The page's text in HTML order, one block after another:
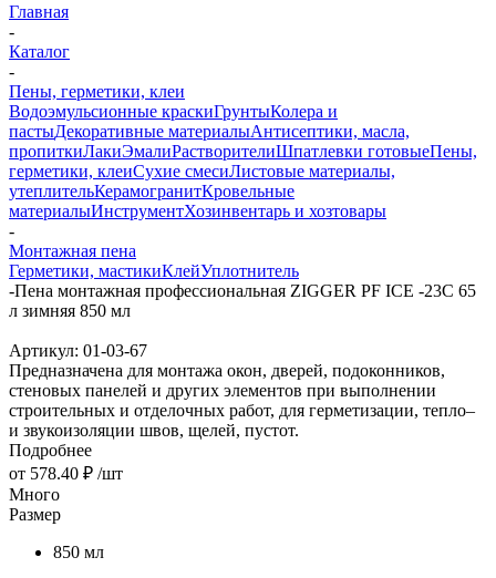
Главная
-
Каталог
-
Пены, герметики, клеи
Водоэмульсионные краскиГрунтыКолера и
пастыДекоративные материалыАнтисептики, масла,
пропиткиЛакиЭмалиРастворителиШпатлевки готовыеПены,
герметики, клеиСухие смесиЛистовые материалы,
утеплительКерамогранитКровельные
материалыИнструментХозинвентарь и хозтовары
-
Монтажная пена
Герметики, мастикиКлейУплотнитель
-Пена монтажная профессиональная ZIGGER PF ICE -23C 65
л зимняя 850 мл
Артикул: 01-03-67
Предназначена для монтажа окон, дверей, подоконников,
стеновых панелей и других элементов при выполнении
строительных и отделочных работ, для герметизации, тепло–
и звукоизоляции швов, щелей, пустот.
Подробнее
от 578.40 ₽ /шт
Много
Размер
850 мл